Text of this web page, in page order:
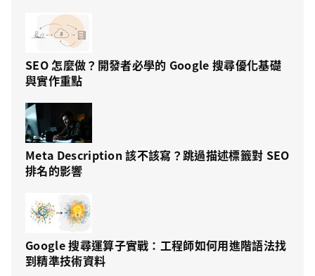
SEO 怎麼做？開發者必學的 Google 搜尋優化基礎
與實作重點
Meta Description 該不該寫？跳過描述標籤對 SEO
排名的影響
Google 搜尋運算子實戰：工程師如何用進階語法找
到精準技術資料